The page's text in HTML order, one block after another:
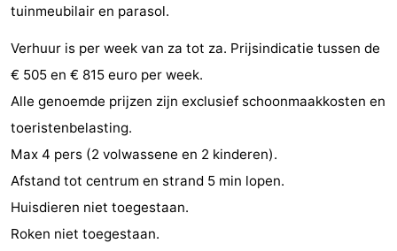
-
Speeltuinen
-
Bowlen
Wellness
&
Natuur
tuinmeubilair en parasol.
Verhuur is per week van za tot za. Prijsindicatie tussen de
€ 505 en € 815 euro per week.
Alle genoemde prijzen zijn exclusief schoonmaakkosten en
toeristenbelasting.
Max 4 pers (2 volwassene en 2 kinderen).
Afstand tot centrum en strand 5 min lopen.
Huisdieren niet toegestaan.
Roken niet toegestaan.